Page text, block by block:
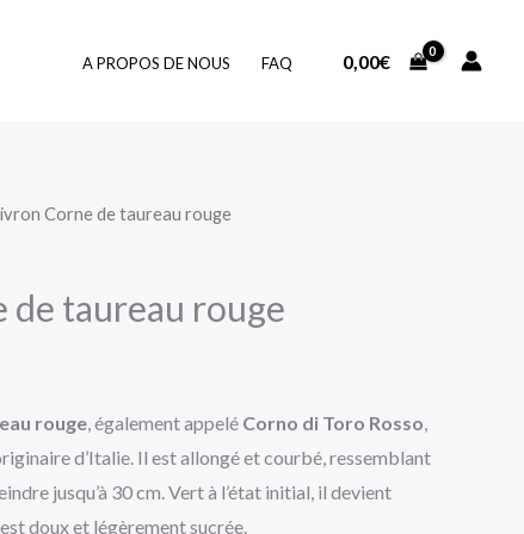
A PROPOS DE NOUS FAQ 0,00€
Corne de taureau rouge
de taureau rouge
rouge , également appelé Corno di Toro Rosso
d’Italie. Il est allongé et courbé, ressemblant
jusqu’à 30 cm. Vert à l’état initial, il devient
douxet légèrement sucrée.